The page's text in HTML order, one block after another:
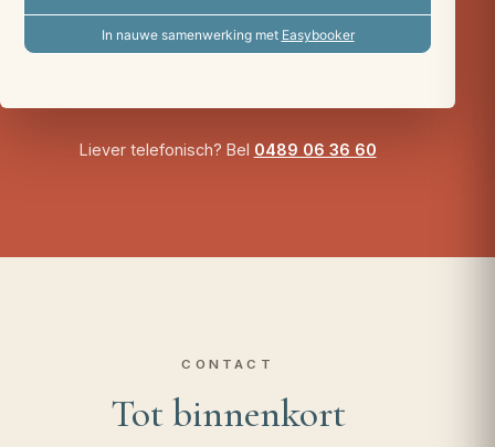
Liever telefonisch? Bel 0489 06 36 60
CONTACT
Tot binnenkort